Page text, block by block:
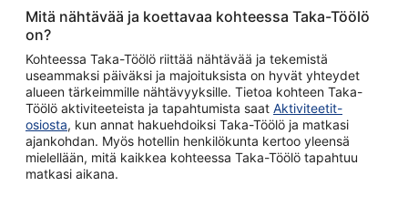
Mitä nähtävää ja koettavaa kohteessa Taka-Töölö
on?
Kohteessa Taka-Töölö riittää nähtävää ja tekemistä
useammaksi päiväksi ja majoituksista on hyvät yhteydet
alueen tärkeimmille nähtävyyksille. Tietoa kohteen Taka-
Töölö aktiviteeteista ja tapahtumista saat Aktiviteetit-
osiosta, kun annat hakuehdoiksi Taka-Töölö ja matkasi
ajankohdan. Myös hotellin henkilökunta kertoo yleensä
mielellään, mitä kaikkea kohteessa Taka-Töölö tapahtuu
matkasi aikana.